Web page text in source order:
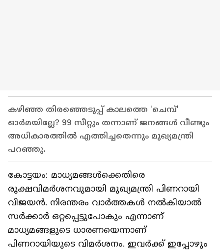
കഴിഞ്ഞ തിരഞ്ഞെടുപ്പ് കാലത്തെ 'ചെമ്പ്'
ഓർമയില്ലേ? 99 സീറ്റും തന്നാണ് ജനങ്ങൾ വീണ്ടും
അധികാരത്തിൽ എത്തിച്ചതെന്നും മുഖ്യമന്ത്രി
പറഞ്ഞു.
കോട്ടയം: മാധ്യമങ്ങൾക്കെതിരെ
രൂക്ഷവിമർശനവുമായി മുഖ്യമന്ത്രി പിണറായി
വിജയൻ. നിരന്തരം വാർത്തകൾ നൽകിയാൽ
സർക്കാർ ഒറ്റപ്പെട്ടുപോകും എന്നാണ്
മാധ്യമങ്ങളുടെ ധാരണയെന്നാണ്
പിണറായിയുടെ വിമർശനം. ഇവർക്ക് ഇപ്പോഴും